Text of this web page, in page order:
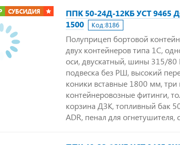
СУБСИДИЯ
ППК 50-24Д-12КБ УСТ 9465
1500
Код:8186
Полуприцеп бортовой
двух контейнеров типа 1С,
оси, двускатный, шины 315/80
подвеска без РШ, высокий
коники вставные 1800 мм,
контейнеровозные фитинги,
корзина ДЗК, топливный бак
ADR, пенал для огнетушителя,